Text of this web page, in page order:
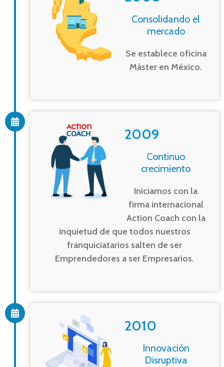
Consolidando el
mercado
Se establece oficina
Máster en México.
2009
Continuo
crecimiento
Iniciamos con la
firma internacional
Action Coach con la
inquietud de que todos nuestros
franquiciatarios salten de ser
Emprendedores a ser Empresarios.
2010
Innovación
Disruptiva